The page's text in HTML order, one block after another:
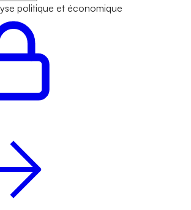
politique et économique